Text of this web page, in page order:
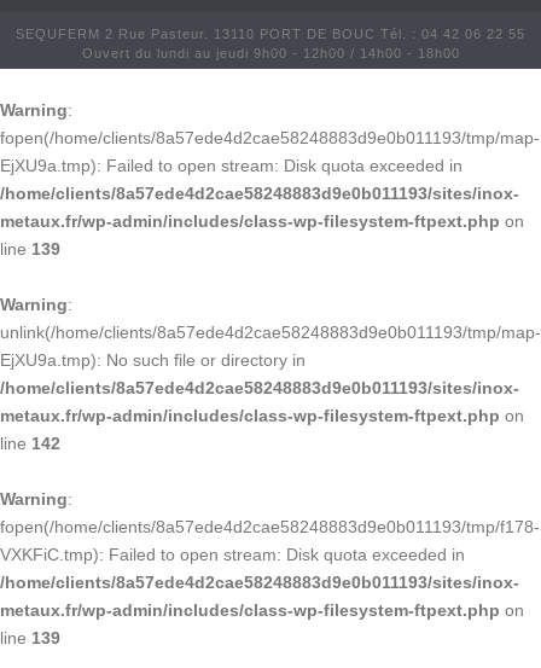
SEQUFERM 2 Rue Pasteur. 13110 PORT DE BOUC Tél. : 04 42 06 22 55
Ouvert du lundi au jeudi 9h00 - 12h00 / 14h00 - 18h00
Warning:
fopen(/home/clients/8a57ede4d2cae58248883d9e0b011193/tmp/map-
EjXU9a.tmp): Failed to open stream: Disk quota exceeded in
/home/clients/8a57ede4d2cae58248883d9e0b011193/sites/inox-
metaux.fr/wp-admin/includes/class-wp-filesystem-ftpext.php on
line 139
Warning:
unlink(/home/clients/8a57ede4d2cae58248883d9e0b011193/tmp/map-
EjXU9a.tmp): No such file or directory in
/home/clients/8a57ede4d2cae58248883d9e0b011193/sites/inox-
metaux.fr/wp-admin/includes/class-wp-filesystem-ftpext.php on
line 142
Warning:
fopen(/home/clients/8a57ede4d2cae58248883d9e0b011193/tmp/f178-
VXKFiC.tmp): Failed to open stream: Disk quota exceeded in
/home/clients/8a57ede4d2cae58248883d9e0b011193/sites/inox-
metaux.fr/wp-admin/includes/class-wp-filesystem-ftpext.php on
line 139